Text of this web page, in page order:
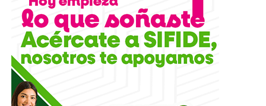
52 kilogramos de marihuana.
503 cápsulas de marihuana.
884 kilogramos de cocaína en polvo.
94 kilogramos de cristal.